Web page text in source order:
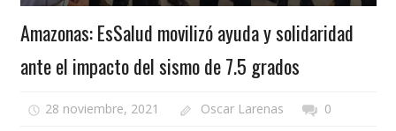
Amazonas: EsSalud movilizó ayuda y solidaridad
ante el impacto del sismo de 7.5 grados
28 noviembre, 2021 Oscar Larenas 0